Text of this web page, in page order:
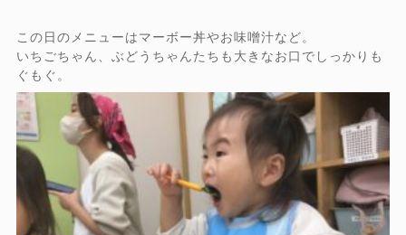
この日のメニューはマーボー丼やお味噌汁など。
いちごちゃん、ぶどうちゃんたちも大きなお口でしっかりも
ぐもぐ。